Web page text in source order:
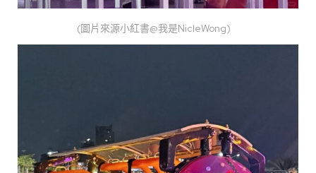
(圖片來源小紅書@我是NicleWong)